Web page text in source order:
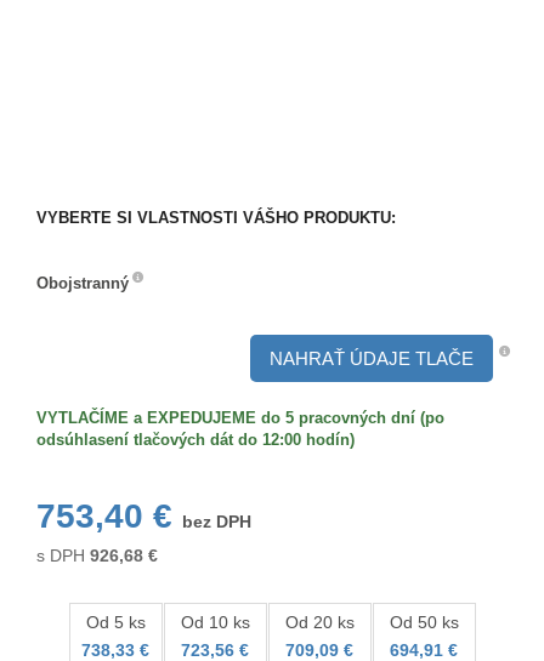
VYBERTE SI VLASTNOSTI VÁŠHO PRODUKTU:
Obojstranný
NAHRAŤ ÚDAJE TLAČE
VYTLAČÍME a EXPEDUJEME do 5 pracovných dní (po
odsúhlasení tlačových dát do 12:00 hodín)
753,40 €
bez DPH
s DPH 926,68 €
Od 5 ks
738,33 €
Od 10 ks
723,56 €
Od 20 ks
709,09 €
Od 50 ks
694,91 €